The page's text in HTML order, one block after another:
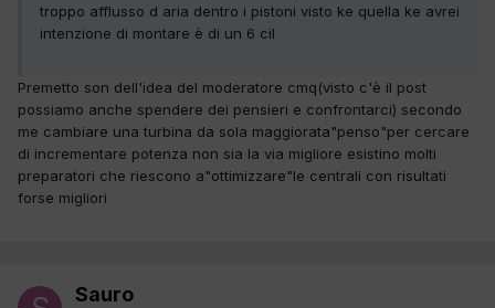
troppo afflusso d aria dentro i pistoni visto ke quella ke avrei
intenzione di montare è di un 6 cil
Premetto son dell'idea del moderatore cmq(visto c'è il post
possiamo anche spendere dei pensieri e confrontarci) secondo
me cambiare una turbina da sola maggiorata"penso"per cercare
di incrementare potenza non sia la via migliore esistino molti
preparatori che riescono a"ottimizzare"le centrali con risultati
forse migliori
Sauro